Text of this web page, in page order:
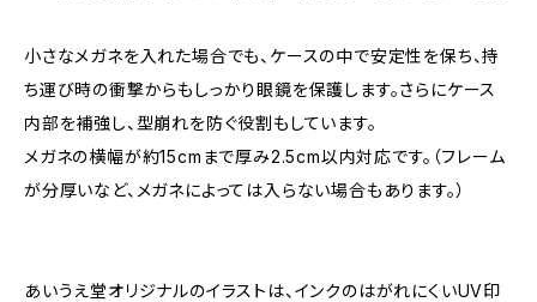
小さなメガネを入れた場合でも、ケースの中で安定性を保ち、持
ち運び時の衝撃からもしっかり眼鏡を保護します。さらにケース
内部を補強し、型崩れを防ぐ役割もしています。
メガネの横幅が約15cmまで厚み2.5cm以内対応です。（フレーム
が分厚いなど、メガネによっては入らない場合もあります。）
あいうえ堂オリジナルのイラストは、インクのはがれにくいUV印